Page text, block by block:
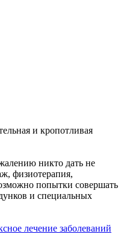
и кропотливая
никто дать не
физиотерапия,
попытки совершать
и специальных
лечение заболеваний